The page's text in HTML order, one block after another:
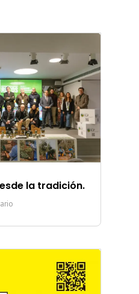
la tradición.